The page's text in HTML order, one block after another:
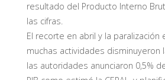
resultado del Producto Interno
las cifras.
El recorte en abril y la
muchas actividades disminuyeron
las autoridades anunciaron 0,5%